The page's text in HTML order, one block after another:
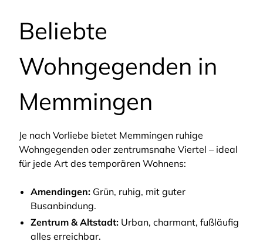
Beliebte
Wohngegenden in
Memmingen
Je nach Vorliebe bietet Memmingen ruhige
Wohngegenden oder zentrumsnahe Viertel – ideal
für jede Art des temporären Wohnens:
Amendingen: Grün, ruhig, mit guter
Busanbindung.
Zentrum & Altstadt: Urban, charmant, fußläufig
alles erreichbar.